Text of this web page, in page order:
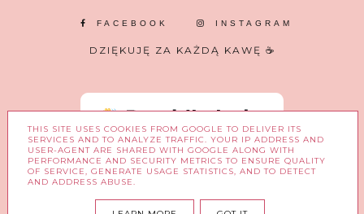
FACEBOOK INSTAGRAM
DZIĘKUJĘ ZA KAŻDĄ KAWĘ ☕
COPYRIGHT ©W BLASKU MARZEŃ.
THIS SITE USES COOKIES FROM GOOGLE TO DELIVER ITS
SERVICES AND TO ANALYZE TRAFFIC. YOUR IP ADDRESS AND
USER-AGENT ARE SHARED WITH GOOGLE ALONG WITH
PERFORMANCE AND SECURITY METRICS TO ENSURE QUALITY
OF SERVICE, GENERATE USAGE STATISTICS, AND TO DETECT
AND ADDRESS ABUSE.